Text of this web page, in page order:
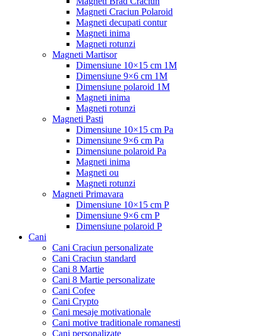
Magneti Craciun Polaroid
Magneti decupati contur
Magneti inima
Magneti rotunzi
Magneti Martisor
Dimensiune 10×15 cm 1M
Dimensiune 9×6 cm 1M
Dimensiune polaroid 1M
Magneti inima
Magneti rotunzi
Magneti Pasti
Dimensiune 10×15 cm Pa
Dimensiune 9×6 cm Pa
Dimensiune polaroid Pa
Magneti inima
Magneti ou
Magneti rotunzi
Magneti Primavara
Dimensiune 10×15 cm P
Dimensiune 9×6 cm P
Dimensiune polaroid P
Cani
Cani Craciun personalizate
Cani Craciun standard
Cani 8 Martie
Cani 8 Martie personalizate
Cani Cofee
Cani Crypto
Cani mesaje motivationale
Cani motive traditionale romanesti
Cani personalizate